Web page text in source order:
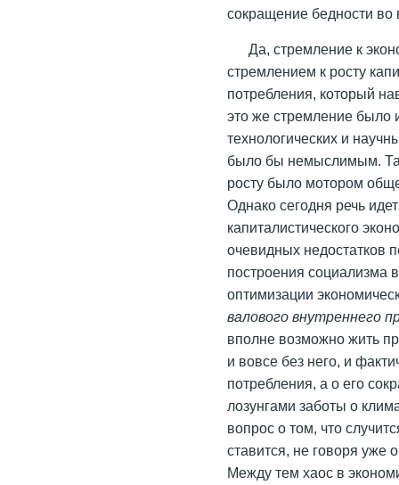
сокращение бедности
Да, стремление к
стремлением к росту
потребления, который
это же стремление было
технологических и
было бы немыслимым.
росту было мотором
Однако сегодня речь
капиталистического
очевидных недостатков
построения социализма
оптимизации
валового внутреннего
вполне возможно жить
и вовсе без него, и
потребления, а о его
лозунгами заботы о
вопрос о том, что
ставится, не говоря уже
Между тем хаос в